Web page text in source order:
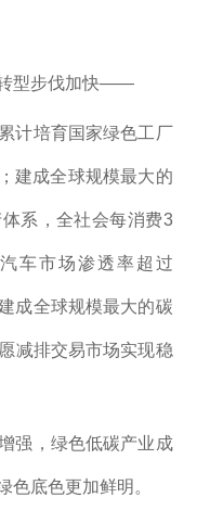
型步伐加快——
培育国家绿色工厂
建成全球规模最大的
系，全社会每消费3
车市场渗透率超过
成全球规模最大的碳
减排交易市场实现稳
，绿色低碳产业成
色底色更加鲜明。